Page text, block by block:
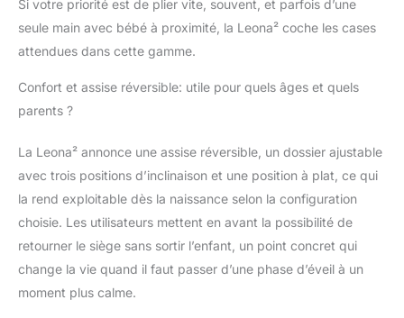
soleil protège votre
bébé.
Si votre priorité est de plier vite, souvent, et parfois d’une
seule main avec bébé à proximité, la Leona² coche les cases
attendues dans cette gamme.
Confort et assise réversible: utile pour quels âges et quels
parents ?
La Leona² annonce une assise réversible, un dossier ajustable
avec trois positions d’inclinaison et une position à plat, ce qui
la rend exploitable dès la naissance selon la configuration
choisie. Les utilisateurs mettent en avant la possibilité de
retourner le siège sans sortir l’enfant, un point concret qui
change la vie quand il faut passer d’une phase d’éveil à un
moment plus calme.